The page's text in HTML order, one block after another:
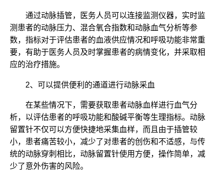
通过动脉插管，医务人员可以连接监测仪器，实时监
测患者的动脉压力、混合氧合指数和动脉血气分析等参
数，指标对于评估患者的血液供应情况和呼吸功能非常重
要，有助于医务人员及时掌握患者的病情变化，并采取相
应的治疗措施。
2、可以提供便利的通道进行动脉采血
在某些情况下，需要获取患者动脉血样进行血气分
析，以评估患者的呼吸功能和酸碱平衡等生理指标。动脉
留置针不仅可以方便快捷地采集血样，而且由于插管较
小，患者痛苦较小，减少了对患者的创伤和不适感，与传
统的动脉穿刺相比，动脉留置针使用方便，操作简单，减
少了意外伤害的风险。